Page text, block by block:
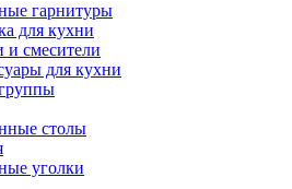
гарнитуры
для кухни
смесители
для кухни
столы
уголки